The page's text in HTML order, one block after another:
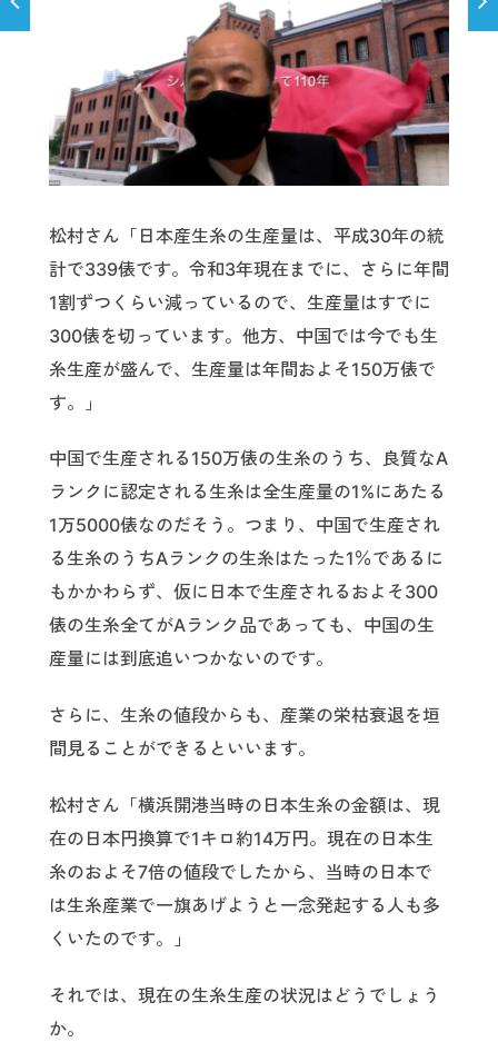
松村さん「日本産生糸の生産量は、平成30年の統
計で339俵です。令和3年現在までに、さらに年間
1割ずつくらい減っているので、生産量はすでに
300俵を切っています。他方、中国では今でも生
糸生産が盛んで、生産量は年間およそ150万俵で
す。」
中国で生産される150万俵の生糸のうち、良質なA
ランクに認定される生糸は全生産量の1%にあたる
1万5000俵なのだそう。つまり、中国で生産され
る生糸のうちAランクの生糸はたった1％であるに
もかかわらず、仮に日本で生産されるおよそ300
俵の生糸全てがAランク品であっても、中国の生
産量には到底追いつかないのです。
さらに、生糸の値段からも、産業の栄枯衰退を垣
間見ることができるといいます。
松村さん「横浜開港当時の日本生糸の金額は、現
在の日本円換算で1キロ約14万円。現在の日本生
糸のおよそ7倍の値段でしたから、当時の日本で
は生糸産業で一旗あげようと一念発起する人も多
くいたのです。」
それでは、現在の生糸生産の状況はどうでしょう
か。